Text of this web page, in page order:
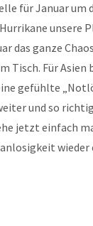
für Januar um
unsere
das ganze
Tisch. Für Asien
gefühlte
und so
jetzt einfach
wieder